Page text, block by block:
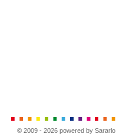
© 2009 - 2026 powered by Sararlo